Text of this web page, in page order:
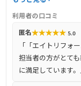
を行っています。お
掛けており、外壁
ッフが在籍していま
利用者の口コミ
匿名★★★★★ 5.0
「「エイトリフォ
担当者の方がとて
に満足しています。